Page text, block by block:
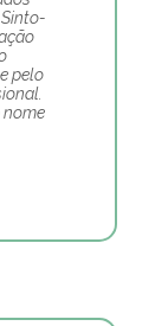
pelo
nome